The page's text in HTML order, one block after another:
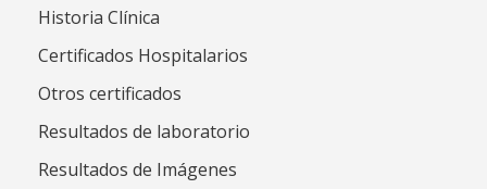
Historia Clínica
Certificados Hospitalarios
Otros certificados
Resultados de laboratorio
Resultados de Imágenes